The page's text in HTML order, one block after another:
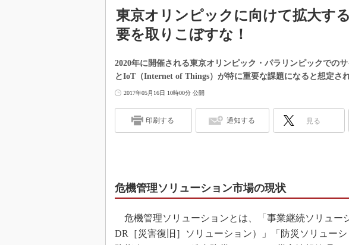
東京オリンピックに向けて拡大す
要を取りこぼすな！
2020年に開催される東京オリンピック・パラリンピックでの
とIoT（Internet of Things）が特に重要な課題になると想定され
2017年05月16日 10時00分 公開
印刷する 通知する 見る
危機管理ソリューション市場の現状
危機管理ソリューションとは、「事業継続ソリュー
DR［災害復旧］ソリューション）」「防災ソリュー